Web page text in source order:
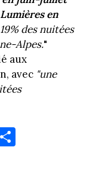
en
des nuitées
Alpes."
aux
avec "une
Pa